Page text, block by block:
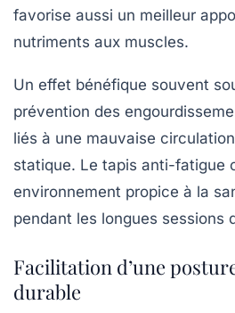
favorise aussi un meilleur
nutriments aux muscles.
Un effet bénéfique souvent
prévention des
liés à une mauvaise
statique. Le tapis anti-fatigue
environnement propice à la
pendant les longues sessions
Facilitation d’une
durable